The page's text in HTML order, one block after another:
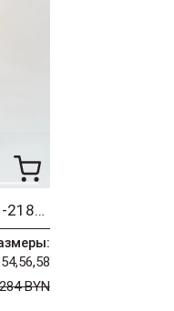
Платье Romanovich Style 1-2181 розовый
54,56,58
BYN